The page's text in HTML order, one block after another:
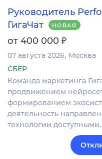
Руководитель
ГигаЧат
НОВАЯ
от 400 000 ₽
07 августа 2026 Москва
СБЕР
Команда маркетинга
продвижением
формированием
деятельность
технологии